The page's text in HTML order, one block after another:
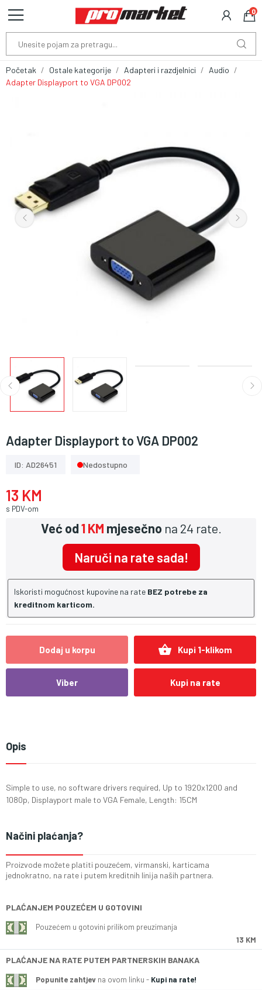
0
Početak Ostale kategorije Adapteri i razdjelnici
Audio
Adapter Displayport to VGA DP002
Adapter Displayport to VGA DP002
ID: AD26451 Nedostupno
13 KM
s PDV-om
Već od1 KM mjesečno na 24 rate.
Naruči na rate sada!
Iskoristi mogućnost kupovine na rate BEZ potrebe za
kreditnom karticom.
Dodaj u korpu shopping_basket Kupi 1-klikom
Viber Kupi na rate
Opis
Simple to use, no software drivers required, Up to 1920x1200 and
1080p, Displayport male to VGA Female, Length: 15CM
Načini plaćanja?
Proizvode možete platiti pouzećem, virmanski, karticama
jednokratno, na rate i putem kreditnih linija naših partnera.
PLAĆANJEM POUZEĆEM U GOTOVINI
Pouzećem u gotovini prilikom preuzimanja
13 KM
PLAĆANJE NA RATE PUTEM PARTNERSKIH BANAKA
Popunite zahtjev na ovom linku - Kupi na rate!